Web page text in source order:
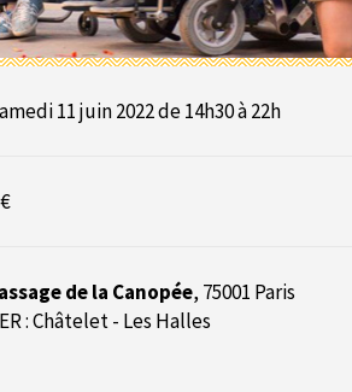
11 juin 2022 de 14h30 à 22h
de la Canopée, 75001 Paris
: Châtelet - Les Halles